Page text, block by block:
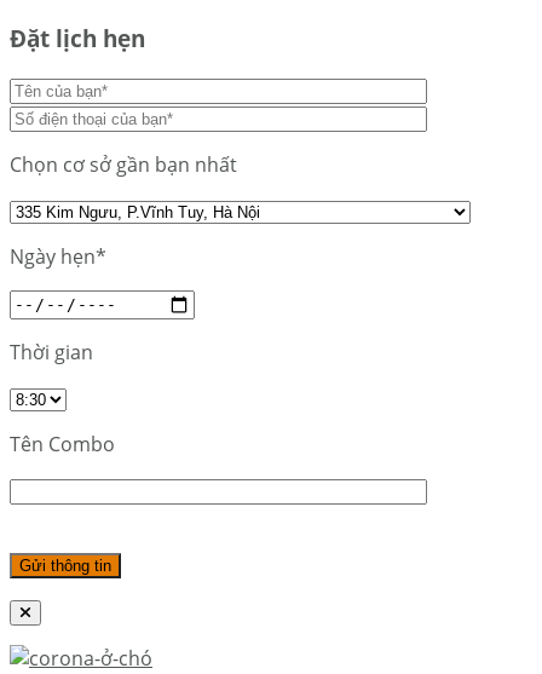
Đặt lịch hẹn
Chọn cơ sở gần bạn nhất
Ngày hẹn*
Thời gian
Tên Combo